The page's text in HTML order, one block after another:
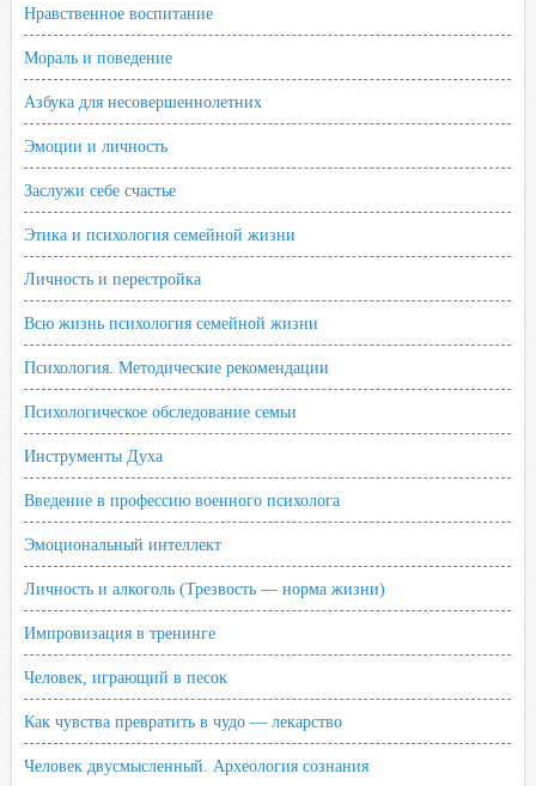
Нравственное воспитание
Мораль и поведение
Азбука для несовершеннолетних
Эмоции и личность
Заслужи себе счастье
Этика и психология семейной жизни
Личность и перестройка
Всю жизнь психология семейной жизни
Психология. Методические рекомендации
Психологическое обследование семьи
Инструменты Духа
Введение в профессию военного психолога
Эмоциональный интеллект
Личность и алкоголь (Трезвость — норма жизни)
Импровизация в тренинге
Человек, играющий в песок
Как чувства превратить в чудо — лекарство
Человек двусмысленный. Археология сознания